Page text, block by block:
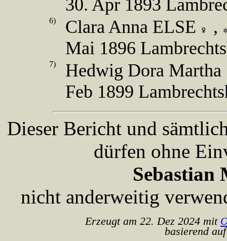
30. Apr 1893
6) Clara Anna ELSE
,
Mai 1896
7)
Hedwig Dora Martha
Feb 1899
Dieser Bericht und
dürfen ohne
Sebastian
nicht anderweitig
Erzeugt am 22. Dez 2024 mit
basierend